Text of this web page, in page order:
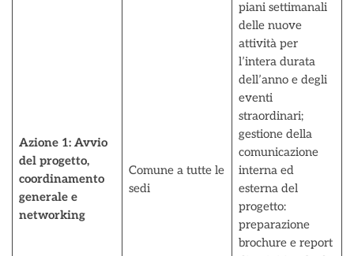
Azione 1: Avvio
del progetto,
coordinamento
generale e
networking
Comune a tutte le
sedi
piani settimanali
delle nuove
attività per
l’intera durata
dell’anno e degli
eventi
straordinari;
gestione della
comunicazione
interna ed
esterna del
progetto:
preparazione
brochure e report